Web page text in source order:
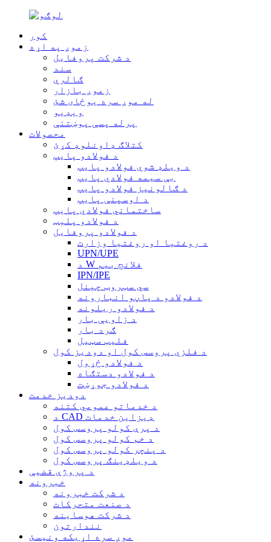
کور
زموږ په اړه
د شرکت پروفایل
سند
ګالري
زموږ بازار
له موږ سره یوځای شئ
ویډیو
پرله پسې پوښتنې
محصولات
کتلاګ ډاونلوډ کړئ
د فولادو پایپ
د ویلډ شوي فولادو پایپ
بې سیمه فولادي پایپ
د ګالونیز فولادو پایپ
د اوسپنې پایپ
ساختماني فولادي پایپ
د فولادو پلیټ
د فولادو پروفایل
د روغتیا او روغتیا وزارت
UPN/UPE
د W فلانج بیم
IPN/IPE
سي سټروټ چینل
د فولادو د پاڼو انبارونه
د فولادو ریلونه
د زاویې بار
ګرد بار
فلیټ سټیل
د فلزي پروسس کول او دودیز کول
د فولادو ځړول
د فولادو دستګاه
د فولادو جوړښت
دودیز خدمت
د خدماتو عمومي کتنه
د CAD ډیزاین خدمات
د پرې کولو پروسس کول
د خم کولو پروسس کول
د پنچر کولو پروسس کول
د ویلډینګ پروسس کول
د پروژې قضیې
خبرونه
د شرکت خبرونه
د صنعت متحرکات
د شرکت هوساینه
نندارتون
موږ سره اړیکه ونیسئ